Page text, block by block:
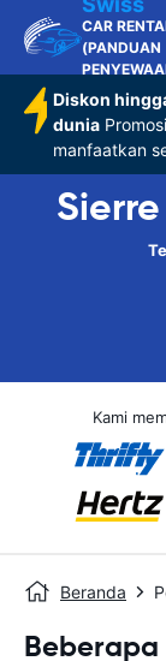
CAR
(PANDUAN
Diskon
dunia
manfaatkan
Kami
Beranda